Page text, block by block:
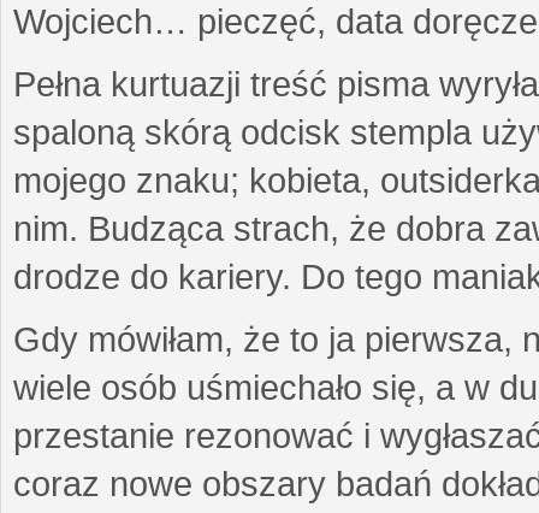
Wojciech… pieczęć, data
Pełna kurtuazji treść pisma
spaloną skórą odcisk stempla
mojego znaku; kobieta,
nim. Budząca strach, że dobra
drodze do kariery. Do tego
Gdy mówiłam, że to ja pierwsza,
wiele osób uśmiechało się, a w
przestanie rezonować i
coraz nowe obszary badań